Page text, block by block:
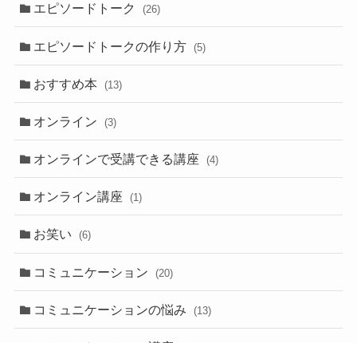
エピソードトーク (26)
エピソードトークの作り方 (5)
おすすめ本 (13)
オンライン (3)
オンラインで受講できる講座 (4)
オンライン講座 (1)
お笑い (6)
コミュニケーション (20)
コミュニケーションの悩み (13)